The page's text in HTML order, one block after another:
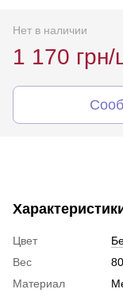
Нет в наличии
1 170 грн/
Цвет
Вес
Материал